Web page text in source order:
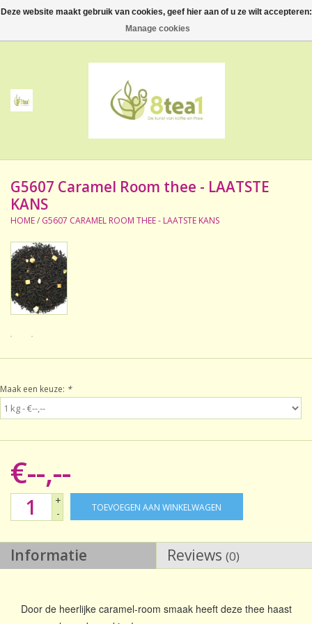
0 Artikelen - €--,--
Thee
Accessoires
NIEUW! Verpakte thee
BeppeDeli en 8tea1
Contact
Sale!
G5607 Caramel Room thee - LAATSTE
KANS
HOME/ G5607 CARAMEL ROOM THEE - LAATSTE KANS
Maak een keuze: *
€--,--
+
-
TOEVOEGEN AAN WINKELWAGEN
Informatie Reviews (0)
Door de heerlijke caramel-room smaak heeft deze thee haast
Deze website maakt gebruik van cookies, geef hier aan of u ze wilt accepteren:
Manage cookies